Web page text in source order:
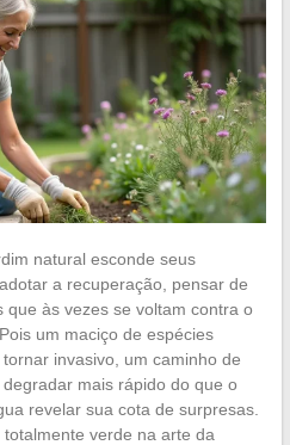
natural esconde seus
a recuperação, pensar de
às vezes se voltam contra o
um maciço de espécies
invasivo, um caminho de
mais rápido do que o
revelar sua cota de surpresas.
verde na arte da